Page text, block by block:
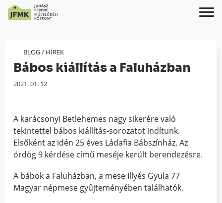
Content
navigációhoz
BLOG/ HÍREK
Bábos kiállítás a Faluházban
Megjelenés
2021. 01. 12.
A karácsonyi Betlehemes nagy sikerére való
tekintettel bábos kiállítás-sorozatot indítunk.
Elsőként az idén 25 éves Ládafia Bábszínház, Az
ördög 9 kérdése című meséje került berendezésre.
A bábok a Faluházban, a mese Illyés Gyula 77
Magyar népmese gyűjteményében találhatók.